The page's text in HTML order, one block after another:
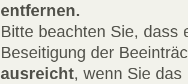
entfernen.
Bitte beachten Sie, dass
Beseitigung der
ausreicht, wenn Sie das